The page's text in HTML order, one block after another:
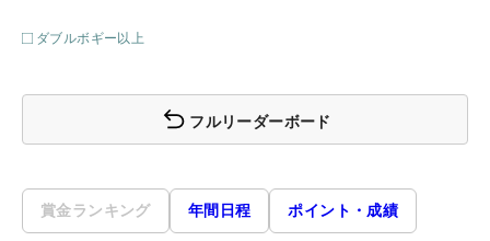
ダブルボギー以上
フルリーダーボード
賞金ランキング 年間日程 ポイント・成績